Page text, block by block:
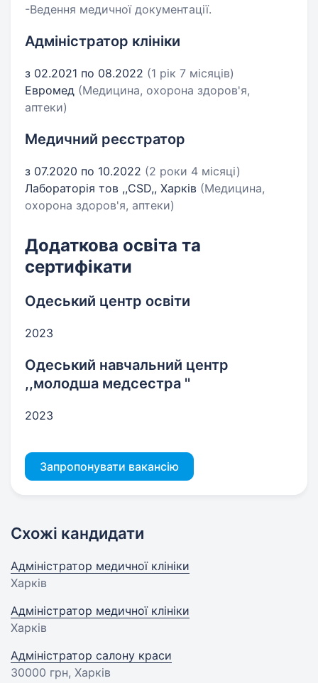
-Ведення медичної документації.
Адміністратор клініки
з 02.2021 по 08.2022 (1 рік 7 місяців)
Евромед (Медицина, охорона здоров'я,
аптеки)
Медичний реєстратор
з 07.2020 по 10.2022 (2 роки 4 місяці)
Лабораторія тов ,,CSD,, Харків (Медицина,
охорона здоров'я, аптеки)
Додаткова освіта та
сертифікати
Одеський центр освіти
2023
Одеський навчальний центр
,,молодша медсестра ''
2023
Запропонувати вакансію
Схожі кандидати
Адміністратор медичної клініки
Харків
Адміністратор медичної клініки
Харків
Адміністратор салону краси
30000 грн, Харків